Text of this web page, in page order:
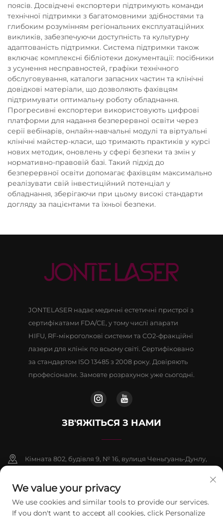
поясів. Досвідчені експортери підтримують команди
технічної підтримки з багатомовними здібностями та
глибоким розумінням регіональних експлуатаційних
викликів, забезпечуючи доступність та культурну
адаптованість підтримки. Система підтримки також
включає комплексні бібліотеки документації: посібники
з усунення несправностей, графіки технічного
обслуговування, каталоги запасних частин та клінічні
довідкові матеріали, що дозволяють фахівцям
підтримувати оптимальну роботу обладнання.
Прогресивні експортери використовують цифрові
платформи для надання безперервної освіти через
серії вебінарів, онлайн-навчальні модулі та віртуальні
клінічні майстер-класи, що тримають практиків у курсі
нових методик, оновлень у сфері безпеки та змін у
нормативно-правовій базі. Такий підхід до
безперервної освіти допомагає фахівцям максимально
реалізувати свій інвестиційний потенціал у
обладнання, зберігаючи при цьому високі стандарти
догляду за пацієнтами та їхньої безпеки.
JONTELASER надає медичні естетичні пристрої з
сертифікатами FDA/CE, у тому числі апарати
HIFU, RF-мікроголкові системи та CO2-фракційні
лазери для клінік по всьому світі. Сертифіковано
за стандартом ISO 13485 з 2008 року. Довіряють
професіонали. Замовте розрахунок уже сьогодні.
ЗВ'ЯЖІТЬСЯ З НАМИ
Кімната 802, будівля 9, № 16, вулиця Ченьгуань-Дунлу,
+86-13911459627
[email protected]
We value your privacy
We use cookies and similar tools to provide our services.
If you don't want to accept all cookies, click Personalize